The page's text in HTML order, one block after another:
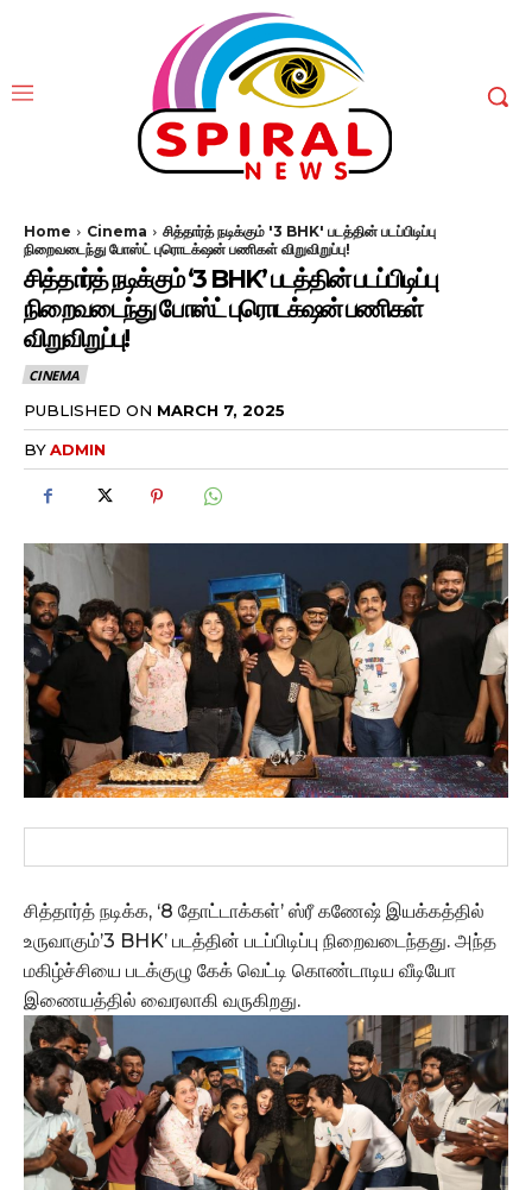
Home Cinema
சித்தார்த் நடிக்கும் '3 BHK' படத்தின் படப்பிடிப்பு
நிறைவடைந்து போஸ்ட் புரொடக்‌ஷன் பணிகள் விறுவிறுப்பு!
சித்தார்த் நடிக்கும் ‘3 BHK’ படத்தின் படப்பிடிப்பு
நிறைவடைந்து போஸ்ட் புரொடக்‌ஷன் பணிகள்
விறுவிறுப்பு!
CINEMA
PUBLISHED ON MARCH 7, 2025
BYADMIN
சித்தார்த் நடிக்க, ‘8 தோட்டாக்கள்’ ஸ்ரீ கணேஷ் இயக்கத்தில்
உருவாகும்’3 BHK’ படத்தின் படப்பிடிப்பு நிறைவடைந்தது. அந்த
மகிழ்ச்சியை படக்குழு கேக் வெட்டி கொண்டாடிய வீடியோ
இணையத்தில் வைரலாகி வருகிறது.